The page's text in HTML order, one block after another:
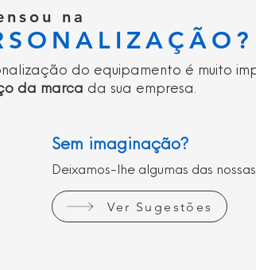
na
do equipamento é muito
da marca da sua empresa.
Sem imaginação?
Deixamos-lhe algumas das
Ver Sugestões